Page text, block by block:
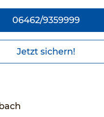
06462/9359999
Jetzt sichern!